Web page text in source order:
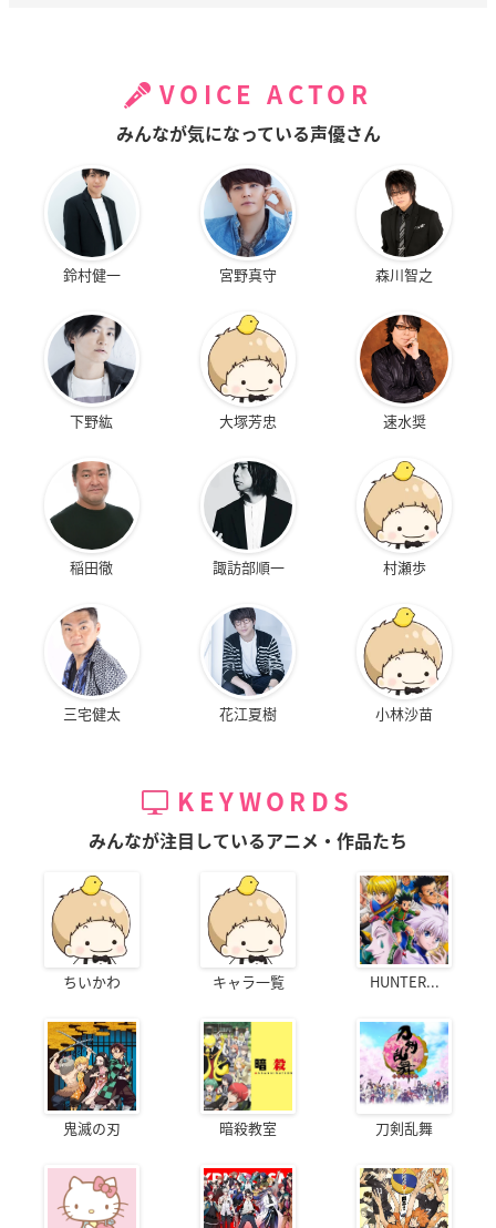
VOICE ACTOR
みんなが気になっている声優さん
鈴村健一 宮野真守 森川智之
下野紘 大塚芳忠 速水奨
稲田徹 諏訪部順一 村瀬歩
三宅健太 花江夏樹 小林沙苗
KEYWORDS
みんなが注目しているアニメ・作品たち
ちいかわ キャラ一覧 HUNTER...
鬼滅の刃 暗殺教室 刀剣乱舞